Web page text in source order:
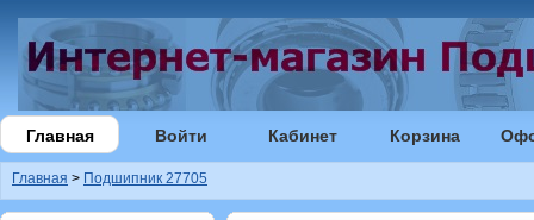
Главная Войти Кабинет Корзина
Главная > Подшипник 27705